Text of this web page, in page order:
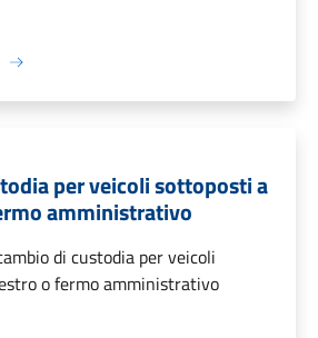
per veicoli sottoposti a
amministrativo
di custodia per veicoli
o fermo amministrativo